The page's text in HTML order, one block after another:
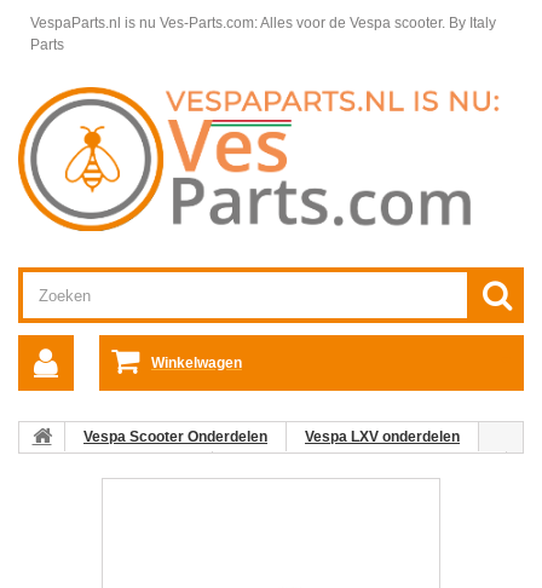
VespaParts.nl is nu Ves-Parts.com: Alles voor de Vespa scooter. By Italy
Parts
Winkelwagen
Vespa Scooter Onderdelen
Vespa LXV onderdelen